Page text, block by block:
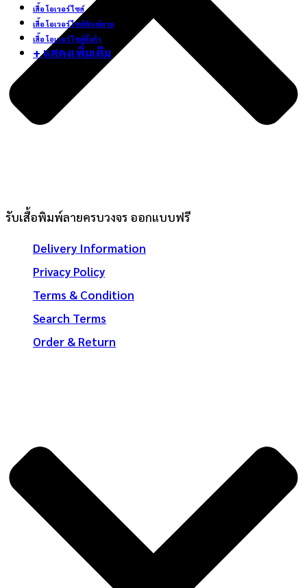
เสื้อ โอเวอร์ ไซส์
เสื้อ โอเวอร์ ไซส์พิมพ์ลาย
เสื้อ โอเวอร์ ไซส์สั่งทำ
+ แสดงเพิ่มเติม
รับเสื้อพิมพ์ลายครบวงจร ออกแบบฟรี
Delivery Information
Privacy Policy
Terms & Condition
Search Terms
Order & Return